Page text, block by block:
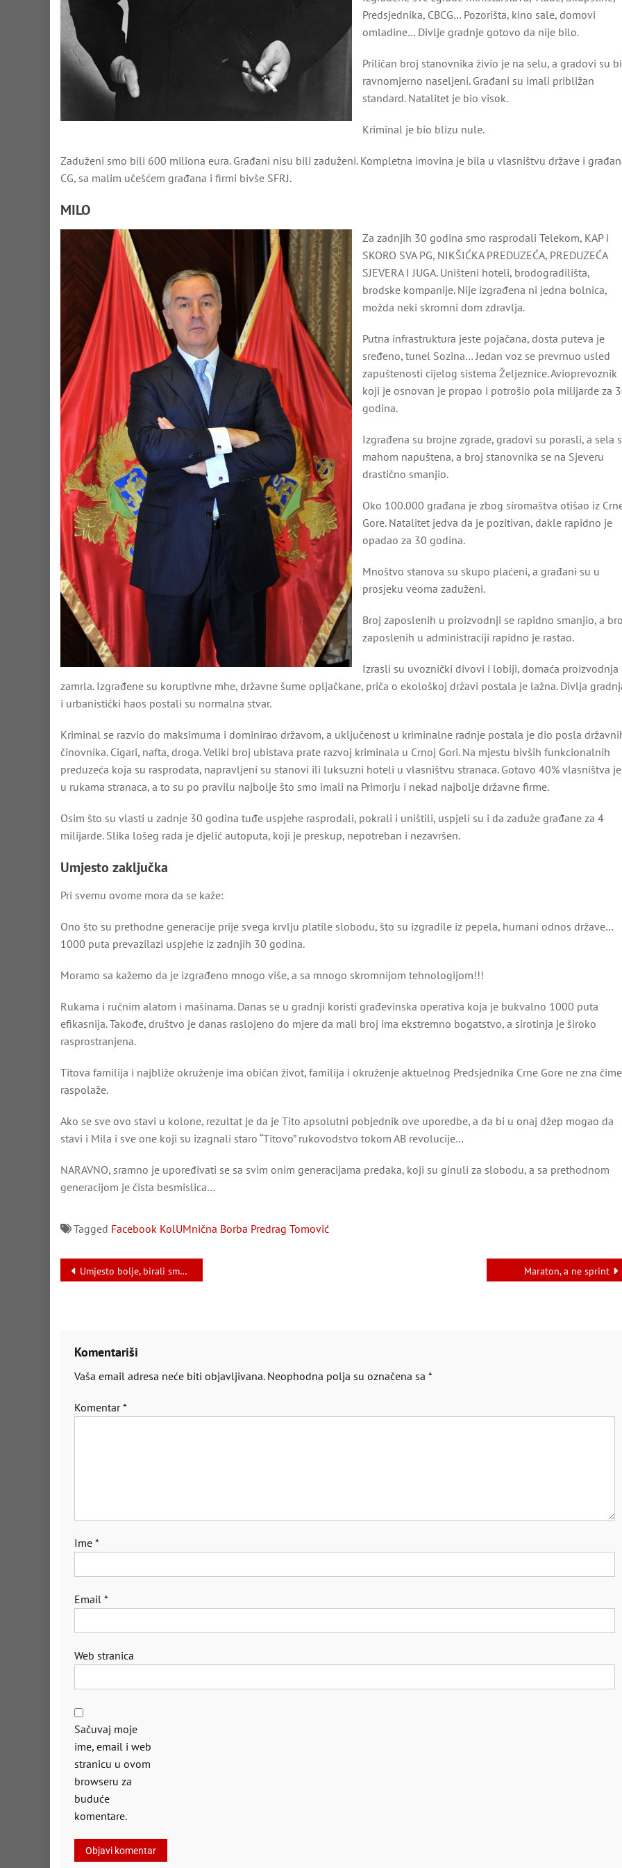
Predsjednika, CBCG… Pozorišta, kino sale, domovi
omladine… Divlje gradnje gotovo da nije bilo.
Priličan broj stanovnika živio je na selu, a gradovi su
ravnomjerno naseljeni. Građani su imali približan
standard. Natalitet je bio visok.
Kriminal je bio blizu nule.
Zaduženi smo bili 600 miliona eura. Građani nisu bili zaduženi. Kompletna imovina je bila u vlasništvu države i
CG, sa malim učešćem građana i firmi bivše SFRJ.
MILO
Za zadnjih 30 godina smo rasprodali Telekom, KAP i
SKORO SVA PG, NIKŠIĆKA PREDUZEĆA, PREDUZEĆA
SJEVERA I JUGA. Uništeni hoteli, brodogradilišta,
brodske kompanije. Nije izgrađena ni jedna bolnica,
možda neki skromni dom zdravlja.
Putna infrastruktura jeste pojačana, dosta puteva je
sređeno, tunel Sozina… Jedan voz se prevrnuo usled
zapuštenosti cijelog sistema Željeznice. Avioprevoznik
koji je osnovan je propao i potrošio pola milijarde za
godina.
Izgrađena su brojne zgrade, gradovi su porasli, a sela
mahom napuštena, a broj stanovnika se na Sjeveru
drastično smanjio.
Oko 100.000 građana je zbog siromaštva otišao iz
Gore. Natalitet jedva da je pozitivan, dakle rapidno je
opadao za 30 godina.
Mnoštvo stanova su skupo plaćeni, a građani su u
prosjeku veoma zaduženi.
Broj zaposlenih u proizvodnji se rapidno smanjio, a
zaposlenih u administraciji rapidno je rastao.
Izrasli su uvoznički divovi i lobiji, domaća proizvodnja
zamrla. Izgrađene su koruptivne mhe, državne šume opljačkane, priča o ekološkoj državi postala je lažna. Divlja
i urbanistički haos postali su normalna stvar.
Kriminal se razvio do maksimuma i dominirao državom, a uključenost u kriminalne radnje postala je dio posla
činovnika. Cigari, nafta, droga. Veliki broj ubistava prate razvoj kriminala u Crnoj Gori. Na mjestu bivših funkcionalnih
preduzeća koja su rasprodata, napravljeni su stanovi ili luksuzni hoteli u vlasništvu stranaca. Gotovo 40% vlasništva je
u rukama stranaca, a to su po pravilu najbolje što smo imali na Primorju i nekad najbolje državne firme.
Osim što su vlasti u zadnje 30 godina tuđe uspjehe rasprodali, pokrali i uništili, uspjeli su i da zaduže građane za 4
milijarde. Slika lošeg rada je djelić autoputa, koji je preskup, nepotreban i nezavršen.
Umjesto zaključka
Pri svemu ovome mora da se kaže:
Ono što su prethodne generacije prije svega krvlju platile slobodu, što su izgradile iz pepela, humani odnos države…
1000 puta prevazilazi uspjehe iz zadnjih 30 godina.
Moramo sa kažemo da je izgrađeno mnogo više, a sa mnogo skromnijom tehnologijom!!!
Rukama i ručnim alatom i mašinama. Danas se u gradnji koristi građevinska operativa koja je bukvalno 1000 puta
efikasnija. Takođe, društvo je danas raslojeno do mjere da mali broj ima ekstremno bogatstvo, a sirotinja je široko
rasprostranjena.
Titova familija i najbliže okruženje ima običan život, familija i okruženje aktuelnog Predsjednika Crne Gore ne zna čime
raspolaže.
Ako se sve ovo stavi u kolone, rezultat je da je Tito apsolutni pobjednik ove uporedbe, a da bi u onaj džep mogao da
stavi i Mila i sve one koji su izagnali staro “Titovo” rukovodstvo tokom AB revolucije…
NARAVNO, sramno je upoređivati se sa svim onim generacijama predaka, koji su ginuli za slobodu, a sa prethodnom
generacijom je čista besmislica…
Tagged Facebook KolUMnična Borba Predrag Tomović
Navigacija
Umjesto bolje, birali smo gore Maraton, a ne sprint
Komentariši
Vaša email adresa neće biti objavljivana. Neophodna polja su označena sa *
Komentar*
Ime *
Email *
Web stranica
Sačuvaj moje
ime, email i web
stranicu u ovom
browseru za
buduće
komentare.